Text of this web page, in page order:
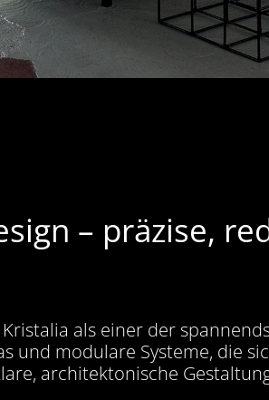
– präzise,
als einer der
und modulare Systeme, die
architektonische